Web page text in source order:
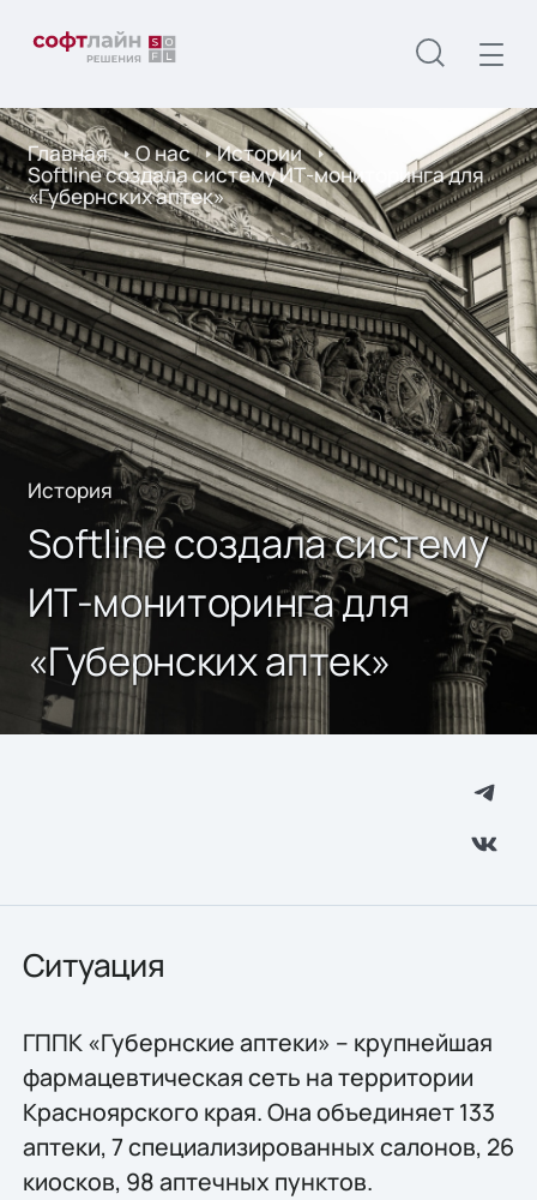
Главная О нас Истории
Softline создала систему ИТ-мониторинга для
«Губернских аптек»
История
Softline создала систему
ИТ-мониторинга для
«Губернских аптек»
Ситуация
ГППК «Губернские аптеки» – крупнейшая
фармацевтическая сеть на территории
Красноярского края. Она объединяет 133
аптеки, 7 специализированных салонов, 26
киосков, 98 аптечных пунктов.